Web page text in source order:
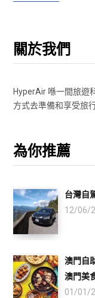
關於我們
HyperAir 喺一間旅遊
方式去準備和享受旅
為你推薦
台灣自
12/06/
澳門自
澳門美
01/01/